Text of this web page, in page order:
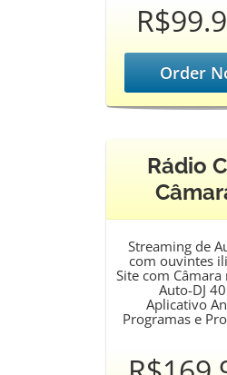
Order
Rádio
Streaming de
com ouvintes
Site com Câmara
Auto-DJ
Aplicativo
Programas e